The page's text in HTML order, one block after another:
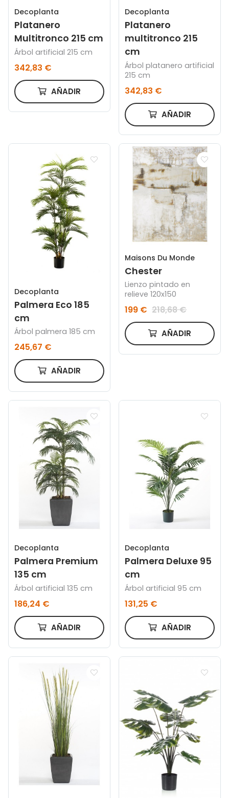
Decoplanta
Platanero
Multitronco 215 cm
Árbol artificial 215 cm
342,83 €
AÑADIR
Decoplanta
Platanero
multitronco 215
cm
Árbol platanero artificial
215 cm
342,83 €
AÑADIR
Decoplanta
Palmera Eco 185
cm
Árbol palmera 185 cm
245,67 €
AÑADIR
Maisons Du Monde
Chester
Lienzo pintado en
relieve 120x150
199 € 218,68 €
AÑADIR
Decoplanta
Palmera Premium
135 cm
Árbol artificial 135 cm
186,24 €
AÑADIR
Decoplanta
Palmera Deluxe 95
cm
Árbol artificial 95 cm
131,25 €
AÑADIR